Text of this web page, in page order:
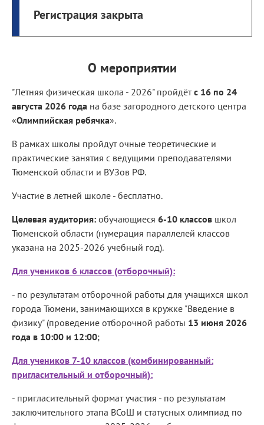
Регистрация закрыта
О мероприятии
"Летняя физическая школа - 2026" пройдётс 16 по 24
августа 2026 года на базе загородного детского центра
«Олимпийская ребячка».
В рамках школы пройдут очные теоретические и
практические занятия с ведущими преподавателями
Тюменской области и ВУЗов РФ.
Участие в летней школе - бесплатно.
Целевая аудитория: обучающиеся 6-10 классов школ
Тюменской области (нумерация параллелей классов
указана на 2025-2026 учебный год).
Для учеников 6 классов (отборочный):
- по результатам отборочной работы для учащихся школ
города Тюмени, занимающихся в кружке "Введение в
физику" (проведение отборочной работы 13 июня 2026
года в 10:00 и 12:00;
Для учеников 7-10 классов (комбинированный:
пригласительный и отборочный):
- пригласительный формат участия - по результатам
заключительного этапа ВСоШ и статусных олимпиад по